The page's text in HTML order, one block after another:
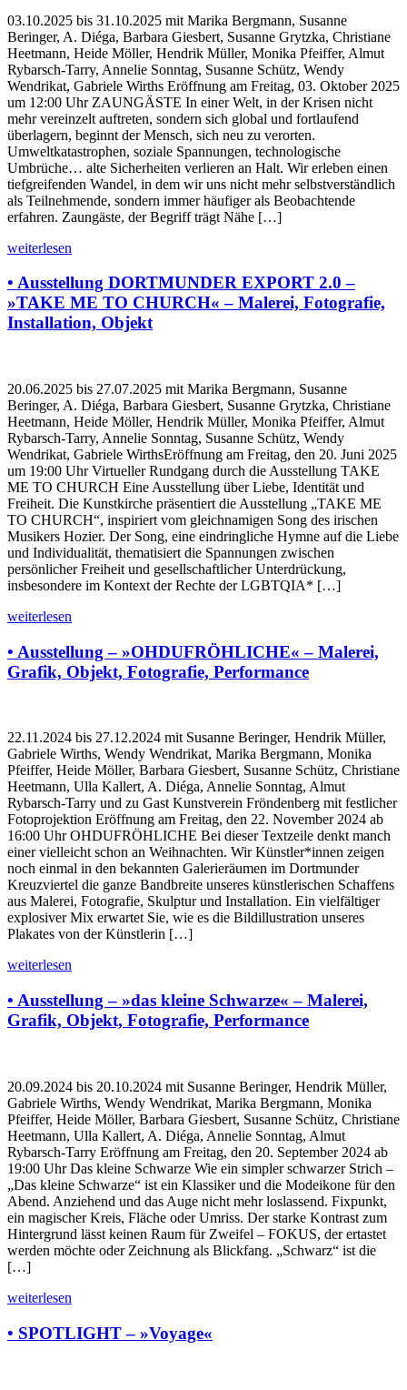
03.10.2025 bis 31.10.2025 mit Marika Bergmann, Susanne
Beringer, A. Diéga, Barbara Giesbert, Susanne Grytzka, Christiane
Heetmann, Heide Möller, Hendrik Müller, Monika Pfeiffer, Almut
Rybarsch-Tarry, Annelie Sonntag, Susanne Schütz, Wendy
Wendrikat, Gabriele Wirths Eröffnung am Freitag, 03. Oktober 2025
um 12:00 Uhr ZAUNGÄSTE In einer Welt, in der Krisen nicht
mehr vereinzelt auftreten, sondern sich global und fortlaufend
überlagern, beginnt der Mensch, sich neu zu verorten.
Umweltkatastrophen, soziale Spannungen, technologische
Umbrüche… alte Sicherheiten verlieren an Halt. Wir erleben einen
tiefgreifenden Wandel, in dem wir uns nicht mehr selbstverständlich
als Teilnehmende, sondern immer häufiger als Beobachtende
erfahren. Zaungäste, der Begriff trägt Nähe […]
weiterlesen
• Ausstellung DORTMUNDER EXPORT 2.0 –
»TAKE ME TO CHURCH« – Malerei, Fotografie,
Installation, Objekt
20.06.2025 bis 27.07.2025 mit Marika Bergmann, Susanne
Beringer, A. Diéga, Barbara Giesbert, Susanne Grytzka, Christiane
Heetmann, Heide Möller, Hendrik Müller, Monika Pfeiffer, Almut
Rybarsch-Tarry, Annelie Sonntag, Susanne Schütz, Wendy
Wendrikat, Gabriele WirthsEröffnung am Freitag, den 20. Juni 2025
um 19:00 Uhr Virtueller Rundgang durch die Ausstellung TAKE
ME TO CHURCH Eine Ausstellung über Liebe, Identität und
Freiheit. Die Kunstkirche präsentiert die Ausstellung „TAKE ME
TO CHURCH“, inspiriert vom gleichnamigen Song des irischen
Musikers Hozier. Der Song, eine eindringliche Hymne auf die Liebe
und Individualität, thematisiert die Spannungen zwischen
persönlicher Freiheit und gesellschaftlicher Unterdrückung,
insbesondere im Kontext der Rechte der LGBTQIA* […]
weiterlesen
• Ausstellung – »OHDUFRÖHLICHE« – Malerei,
Grafik, Objekt, Fotografie, Performance
22.11.2024 bis 27.12.2024 mit Susanne Beringer, Hendrik Müller,
Gabriele Wirths, Wendy Wendrikat, Marika Bergmann, Monika
Pfeiffer, Heide Möller, Barbara Giesbert, Susanne Schütz, Christiane
Heetmann, Ulla Kallert, A. Diéga, Annelie Sonntag, Almut
Rybarsch-Tarry und zu Gast Kunstverein Fröndenberg mit festlicher
Fotoprojektion Eröffnung am Freitag, den 22. November 2024 ab
16:00 Uhr OHDUFRÖHLICHE Bei dieser Textzeile denkt manch
einer vielleicht schon an Weihnachten. Wir Künstler*innen zeigen
noch einmal in den bekannten Galerieräumen im Dortmunder
Kreuzviertel die ganze Bandbreite unseres künstlerischen Schaffens
aus Malerei, Fotografie, Skulptur und Installation. Ein vielfältiger
explosiver Mix erwartet Sie, wie es die Bildillustration unseres
Plakates von der Künstlerin […]
weiterlesen
• Ausstellung – »das kleine Schwarze« – Malerei,
Grafik, Objekt, Fotografie, Performance
20.09.2024 bis 20.10.2024 mit Susanne Beringer, Hendrik Müller,
Gabriele Wirths, Wendy Wendrikat, Marika Bergmann, Monika
Pfeiffer, Heide Möller, Barbara Giesbert, Susanne Schütz, Christiane
Heetmann, Ulla Kallert, A. Diéga, Annelie Sonntag, Almut
Rybarsch-Tarry Eröffnung am Freitag, den 20. September 2024 ab
19:00 Uhr Das kleine Schwarze Wie ein simpler schwarzer Strich –
„Das kleine Schwarze“ ist ein Klassiker und die Modeikone für den
Abend. Anziehend und das Auge nicht mehr loslassend. Fixpunkt,
ein magischer Kreis, Fläche oder Umriss. Der starke Kontrast zum
Hintergrund lässt keinen Raum für Zweifel – FOKUS, der ertastet
werden möchte oder Zeichnung als Blickfang. „Schwarz“ ist die
[…]
weiterlesen
• SPOTLIGHT – »Voyage«